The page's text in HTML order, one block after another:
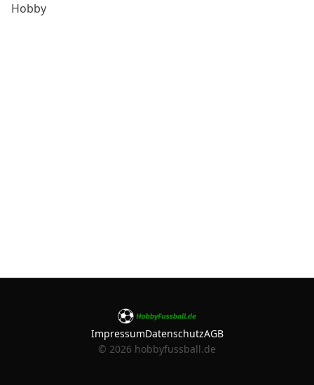
Hobby
ImpressumDatenschutzAGB
© 2026 hobbyfussball.de